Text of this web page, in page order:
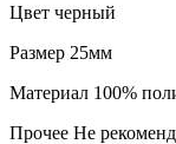
Цвет черный
Размер 25мм
Материал 100%
Прочее Не